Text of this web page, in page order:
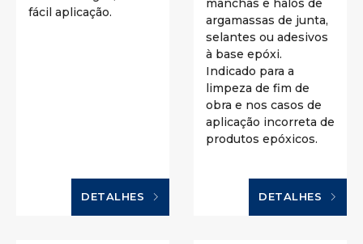
fácil aplicação.
DETALHES
manchas e halos de
argamassas de junta,
selantes ou adesivos
à base epóxi.
Indicado para a
limpeza de fim de
obra e nos casos de
aplicação incorreta de
produtos epóxicos.
DETALHES